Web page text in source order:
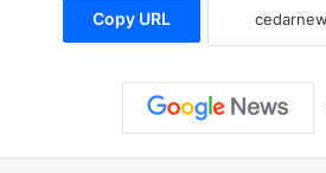
Copy URL